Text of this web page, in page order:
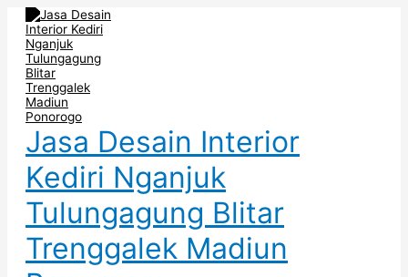
Skip
content
Jasa Desain Interior
Kediri Nganjuk
Tulungagung Blitar
Trenggalek Madiun
Menu
DESAIN
TOKO
MENYENANGKAN
DI
JAKARTA
SELATAN
TIPS
MENDESAIN
TOKO
COCOK
UNTUK
USAHA
DI
TANGERANG